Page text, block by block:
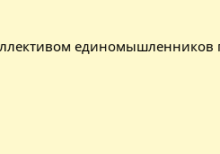
единомышленников